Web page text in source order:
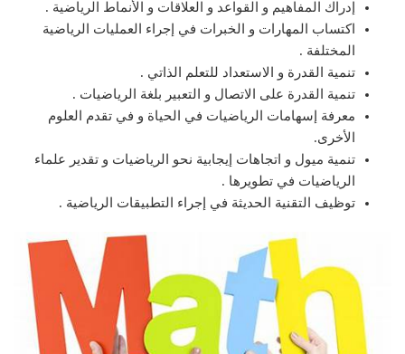
إدراك المفاهيم و القواعد و العلاقات و الأنماط الرياضية .
اكتساب المهارات و الخبرات في إجراء العمليات الرياضية
المختلفة .
تنمية القدرة و الاستعداد للتعلم الذاتي .
تنمية القدرة على الاتصال و التعبير بلغة الرياضيات .
معرفة إسهامات الرياضيات في الحياة و في تقدم العلوم
الأخرى.
تنمية ميول و اتجاهات إيجابية نحو الرياضيات و تقدير علماء
الرياضيات في تطويرها .
توظيف التقنية الحديثة في إجراء التطبيقات الرياضية .